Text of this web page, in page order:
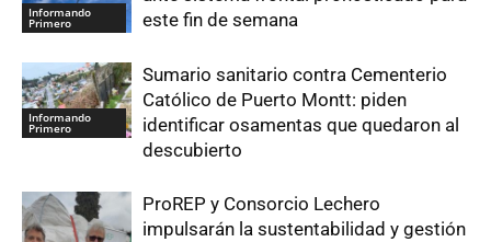
Informando
Primero
este fin de semana
Informando
Primero
Sumario sanitario contra Cementerio
Católico de Puerto Montt: piden
identificar osamentas que quedaron al
descubierto
ProREP y Consorcio Lechero
impulsarán la sustentabilidad y gestión